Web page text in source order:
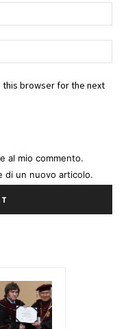
this browser for the next
al mio commento.
di un nuovo articolo.